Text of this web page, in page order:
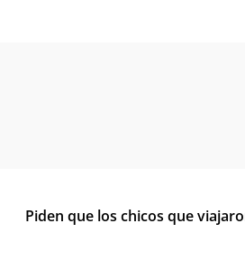
Piden que los chicos que